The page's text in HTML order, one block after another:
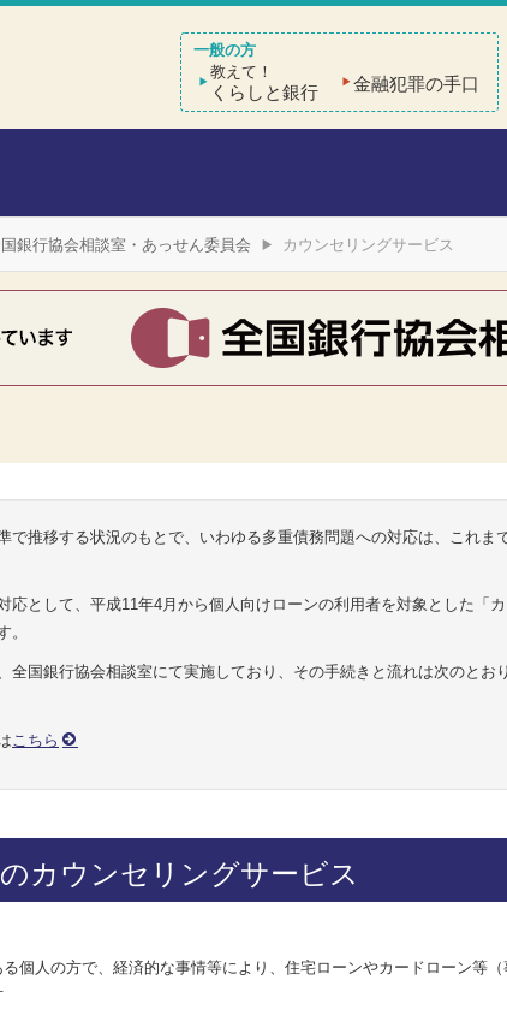
教えて！
くらしと銀行 金融犯罪の手口
銀行協会相談室・あっせん委員会 カウンセリングサービス
で推移する状況のもとで、いわゆる多重債務問題への対応は、これま
応として、平成11年4月から個人向けローンの利用者を対象とした「
。
全国銀行協会相談室にて実施しており、その手続きと流れは次のとお
こちら
カウンセリングサービス
個人の方で、経済的な事情等により、住宅ローンやカードローン等